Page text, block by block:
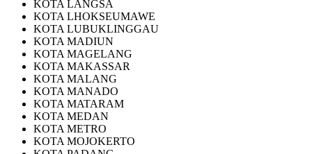
KOTA LANGSA
KOTA LHOKSEUMAWE
KOTA LUBUKLINGGAU
KOTA MADIUN
KOTA MAGELANG
KOTA MAKASSAR
KOTA MALANG
KOTA MANADO
KOTA MATARAM
KOTA MEDAN
KOTA METRO
KOTA MOJOKERTO